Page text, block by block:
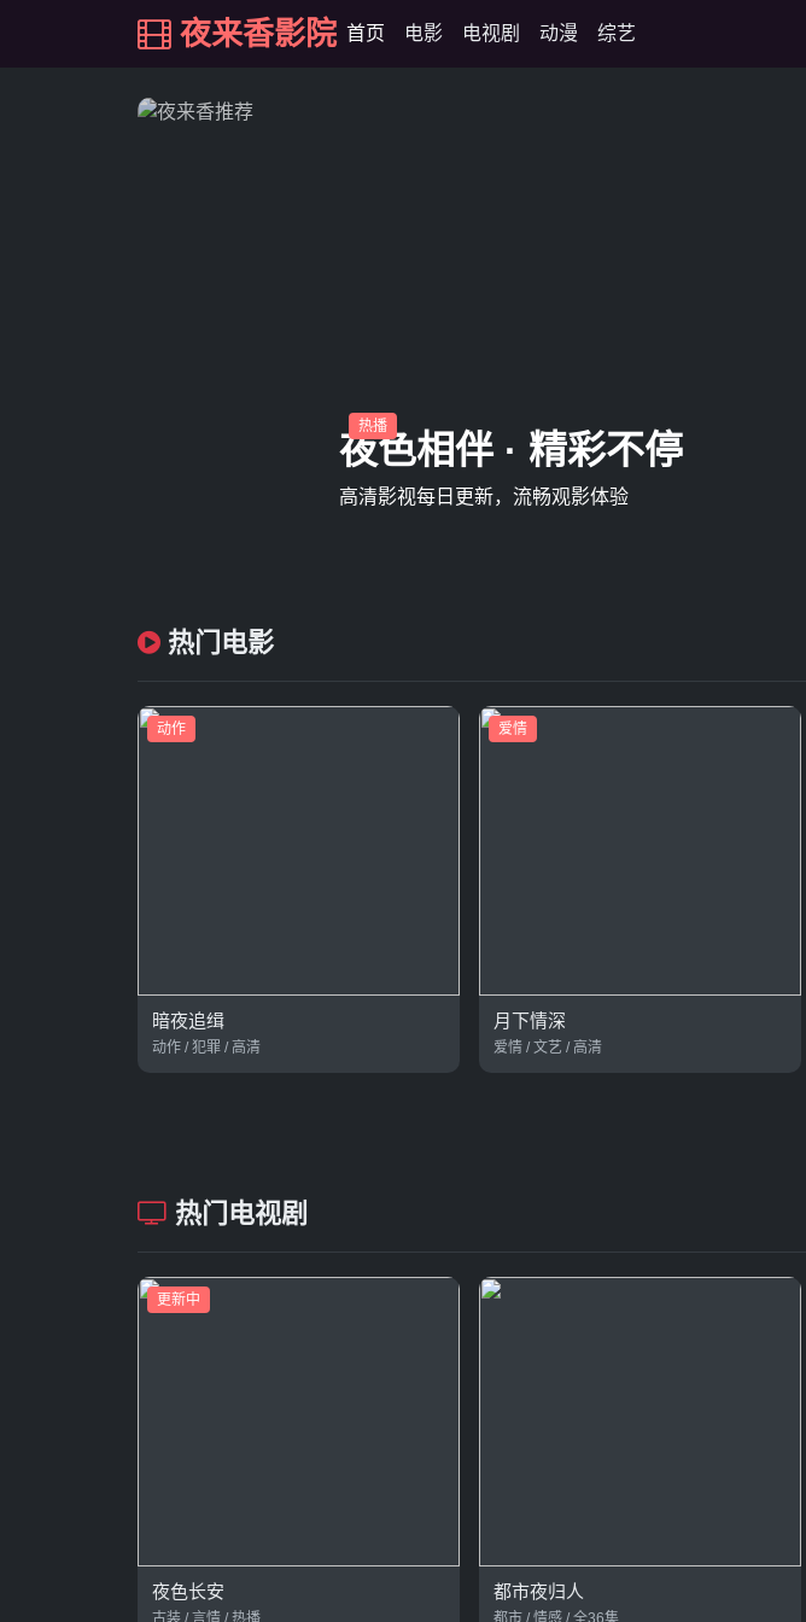
夜来香影院 首页 电影 电视剧 动漫 综艺
热播
夜色相伴 · 精彩不停
高清影视每日更新，流畅观影体验
热门电影
动作
暗夜追缉
动作 / 犯罪 / 高清
爱情
月下情深
爱情 / 文艺 / 高清
热门电视剧
更新中
夜色长安
古装 / 言情 / 热播
都市夜归人
都市 / 情感 / 全36集